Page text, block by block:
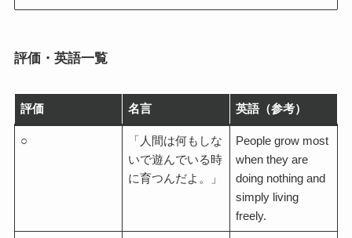
評価・英語一覧
評価 名言 英語（参考）
○
「人間は何もしな
いで遊んでいる時
に育つんだよ。」
People grow most
when they are
doing nothing and
simply living
freely.